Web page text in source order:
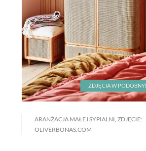
ZDJĘCIA W
ARANŻACJA MAŁEJ SYPIALNI, ZDJĘCIE:
OLIVERBONAS.COM